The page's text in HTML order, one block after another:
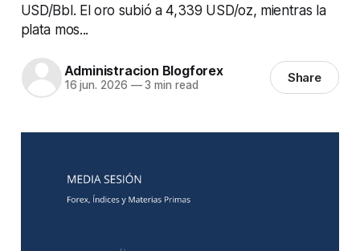
USD/Bbl. El oro subió a 4,339 USD/oz, mientras la
plata mos...
Administracion Blogforex
16 jun. 2026 —3 min read Share